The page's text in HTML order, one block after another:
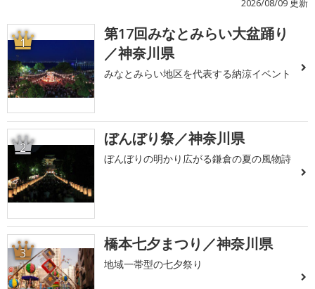
2026/08/09 更新
1
第17回みなとみらい大盆踊り
／神奈川県
みなとみらい地区を代表する納涼イベント
2 ぼんぼり祭／神奈川県
ぼんぼりの明かり広がる鎌倉の夏の風物詩
3 橋本七夕まつり／神奈川県
地域一帯型の七夕祭り